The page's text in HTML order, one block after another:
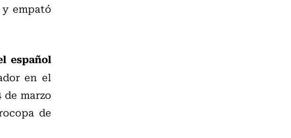
empató
español
en el
marzo
de